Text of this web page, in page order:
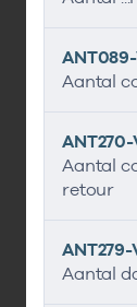
Aantal
ANT270-
Aantal
retour
ANT279-
Aantal